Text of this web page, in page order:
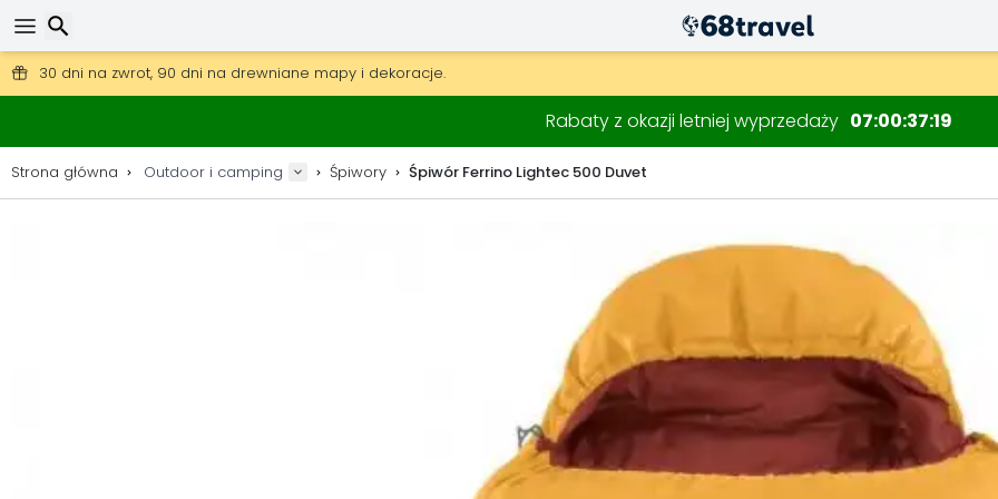
Darmowa wysyłka przy zamówieniach powyżej 345 zł.
30 dni na zwrot, 90 dni na drewniane mapy i dekoracje.
Najlepsze ceny na sprzęt outdoorowy i akcesoria.
Rabaty z okazji letniej wyprzedaży 07003718
Strona główna Outdoor i camping Śpiwory Śpiwór Ferrino Lightec 500 Duvet
Wyszukaj